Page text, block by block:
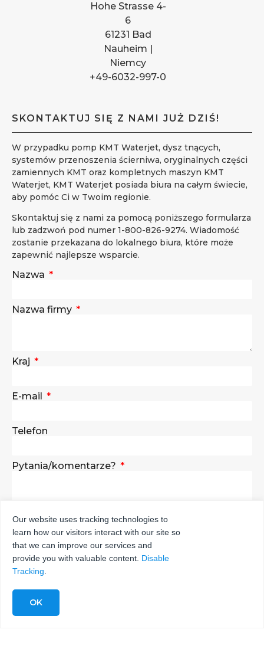
Hohe Strasse 4-
6
61231 Bad
Nauheim |
Niemcy
+49-6032-997-0
SKONTAKTUJ SIĘ Z NAMI JUŻ DZIŚ!
W przypadku pomp KMT Waterjet, dysz tnących,
systemów przenoszenia ścierniwa, oryginalnych części
zamiennych KMT oraz kompletnych maszyn KMT
Waterjet, KMT Waterjet posiada biura na całym świecie,
aby pomóc Ci w Twoim regionie.
Skontaktuj się z nami za pomocą poniższego formularza
lub zadzwoń pod numer 1-800-826-9274. Wiadomość
zostanie przekazana do lokalnego biura, które może
zapewnić najlepsze wsparcie.
Nazwa
Nazwa firmy
Kraj
E-mail
Telefon
Pytania/komentarze?
WYŚLIJ
Our website uses tracking technologies to
learn how our visitors interact with our site so
that we can improve our services and
provide you with valuable content. Disable
Tracking